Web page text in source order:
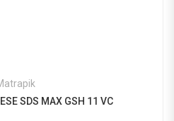
SDS MAX GSH 11 VC